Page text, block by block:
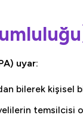
uyar:
bilerek kişisel
temsilcisi